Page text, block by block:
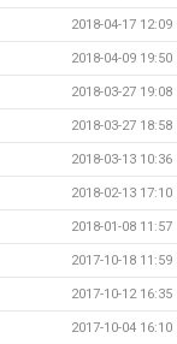
2018-04-17 12:09
2018-04-09 19:50
2018-03-27 19:08
2018-03-27 18:58
2018-03-13 10:36
2018-02-13 17:10
2018-01-08 11:57
2017-10-18 11:59
2017-10-12 16:35
2017-10-04 16:10